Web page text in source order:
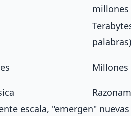
millones
palabras)
Millones
escala, "emergen"